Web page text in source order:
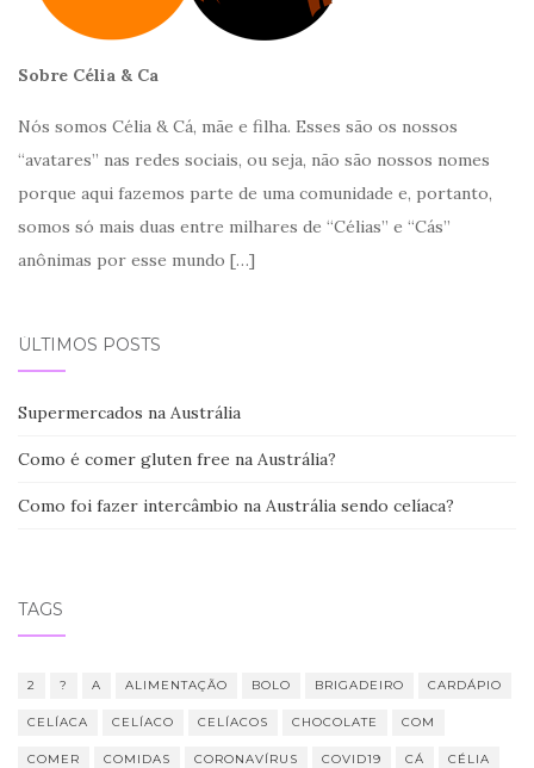
Sobre Célia & Ca
Nós somos Célia & Cá, mãe e filha. Esses são os nossos
“avatares” nas redes sociais, ou seja, não são nossos nomes
porque aqui fazemos parte de uma comunidade e, portanto,
somos só mais duas entre milhares de “Célias” e “Cás”
anônimas por esse mundo […]
ÚLTIMOS POSTS
Supermercados na Austrália
Como é comer gluten free na Austrália?
Como foi fazer intercâmbio na Austrália sendo celíaca?
TAGS
2 ? A ALIMENTAÇÃO BOLO BRIGADEIRO CARDÁPIO
CELÍACA CELÍACO CELÍACOS CHOCOLATE COM
COMER COMIDAS CORONAVÍRUS COVID19 CÁ CÉLIA